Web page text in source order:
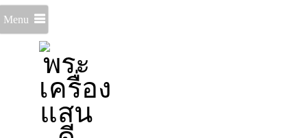
Menu